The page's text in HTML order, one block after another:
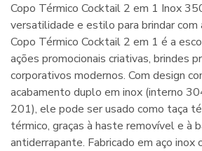
Copo Térmico Cocktail 2 em 1 Inox
versatilidade e estilo para brindar com
Copo Térmico Cocktail 2 em 1 é a
ações promocionais criativas, brindes
corporativos modernos. Com design
acabamento duplo em inox (interno
201), ele pode ser usado como taça
térmico, graças à haste removível e à
antiderrapante. Fabricado em aço inox